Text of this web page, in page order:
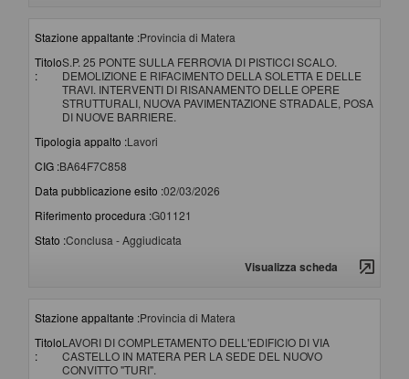
Stazione appaltante :Provincia di Matera
Titolo
:
S.P. 25 PONTE SULLA FERROVIA DI PISTICCI SCALO.
DEMOLIZIONE E RIFACIMENTO DELLA SOLETTA E DELLE
TRAVI. INTERVENTI DI RISANAMENTO DELLE OPERE
STRUTTURALI, NUOVA PAVIMENTAZIONE STRADALE, POSA
DI NUOVE BARRIERE.
Tipologia appalto :Lavori
CIG :BA64F7C858
Data pubblicazione esito :02/03/2026
Riferimento procedura :G01121
Stato :Conclusa - Aggiudicata
Visualizza scheda
Stazione appaltante :Provincia di Matera
Titolo
:
LAVORI DI COMPLETAMENTO DELL'EDIFICIO DI VIA
CASTELLO IN MATERA PER LA SEDE DEL NUOVO
CONVITTO "TURI".